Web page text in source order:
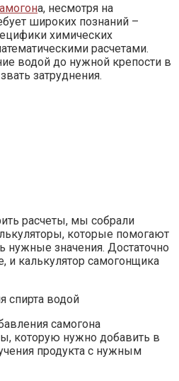
а, несмотря на
широких познаний –
химических
расчетами.
водой до нужной крепости в
затруднения.
расчеты, мы собрали
которые помогают
нужные значения. Достаточно
и калькулятор самогонщика
спирта водой
самогона
которую нужно добавить в
продукта с нужным